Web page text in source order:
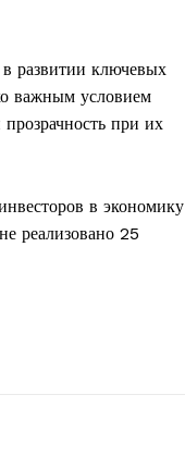
развитии ключевых
важным условием
при их
в экономику
реализовано 25